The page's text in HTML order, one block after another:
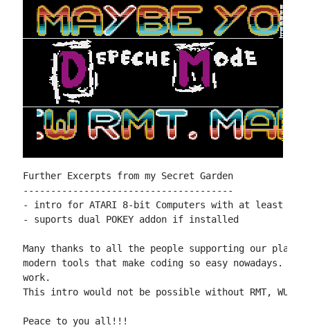
Further Excerpts from my Secret Garden
--------------------------------------
- intro for ATARI 8-bit Computers with at least 48
- suports dual POKEY addon if installed
Many thanks to all the people supporting our
modern tools that make coding so easy nowadays.
work.
This intro would not be possible without RMT, WUDSN,
Peace to you all!!!